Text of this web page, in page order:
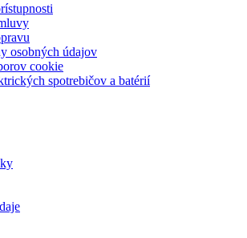
osobných údajov
cookie
spotrebičov a batérií